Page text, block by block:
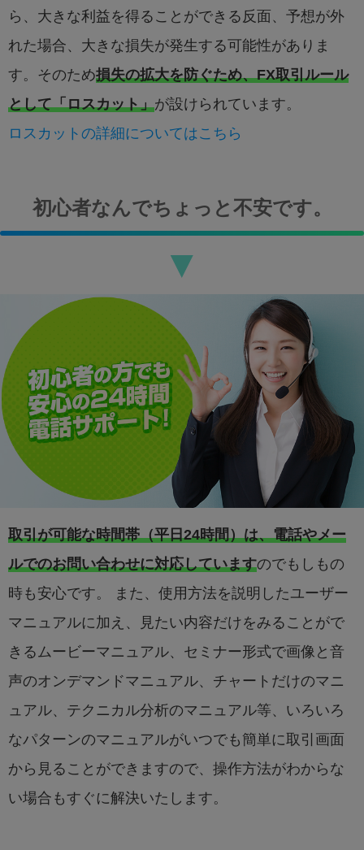
ら、大きな利益を得ることができる反面、予想が外
れた場合、大きな損失が発生する可能性がありま
す。そのため損失の拡大を防ぐため、FX取引ルール
として「ロスカット」が設けられています。
ロスカットの詳細についてはこちら
初心者なんでちょっと不安です。
▼
取引が可能な時間帯（平日24時間）は、電話やメー
ルでのお問い合わせに対応していますのでもしもの
時も安心です。 また、使用方法を説明したユーザー
マニュアルに加え、見たい内容だけをみることがで
きるムービーマニュアル、セミナー形式で画像と音
声のオンデマンドマニュアル、チャートだけのマニ
ュアル、テクニカル分析のマニュアル等、いろいろ
なパターンのマニュアルがいつでも簡単に取引画面
から見ることができますので、操作方法がわからな
い場合もすぐに解決いたします。